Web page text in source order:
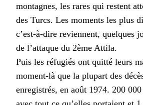
montagnes, les rares qui restent
des Turcs. Les moments les plus
c’est-à-dire reviennent, quelques
de l’attaque du 2ème Attila.
Puis les réfugiés ont quitté leurs
moment-là que la plupart des
enregistrés, en août 1974. 200